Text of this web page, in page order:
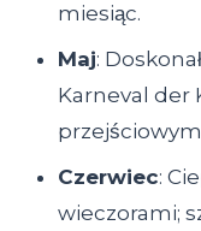
miesiąc.
Maj:
Karneval der
Czerwiec:
wieczorami;